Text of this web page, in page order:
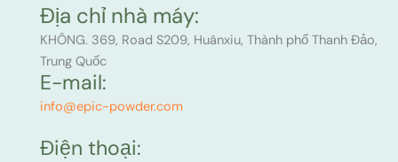
Địa chỉ nhà máy:
KHÔNG. 369, Road S209, Huânxiu, Thành phố Thanh Đảo,
Trung Quốc
E-mail:
info@epic-powder.com
Điện thoại: